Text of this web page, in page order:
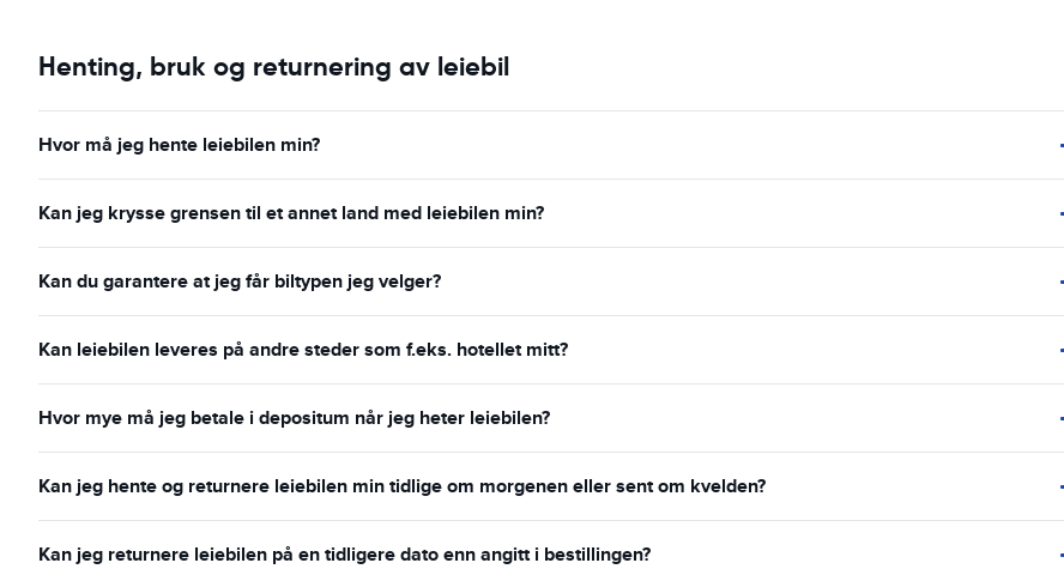
Henting, bruk og returnering av leiebil
Hvor må jeg hente leiebilen min?
Kan jeg krysse grensen til et annet land med leiebilen min?
Kan du garantere at jeg får biltypen jeg velger?
Kan leiebilen leveres på andre steder som f.eks. hotellet mitt?
Hvor mye må jeg betale i depositum når jeg heter leiebilen?
Kan jeg hente og returnere leiebilen min tidlige om morgenen eller sent om kvelden?
Kan jeg returnere leiebilen på en tidligere dato enn angitt i bestillingen?